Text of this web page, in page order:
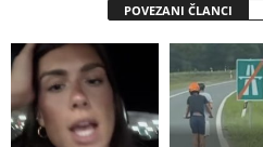
POVEZANI ČLANCI